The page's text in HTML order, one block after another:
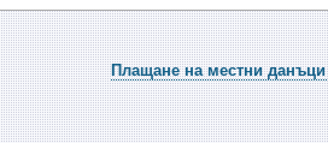
Плащане на местни данъци